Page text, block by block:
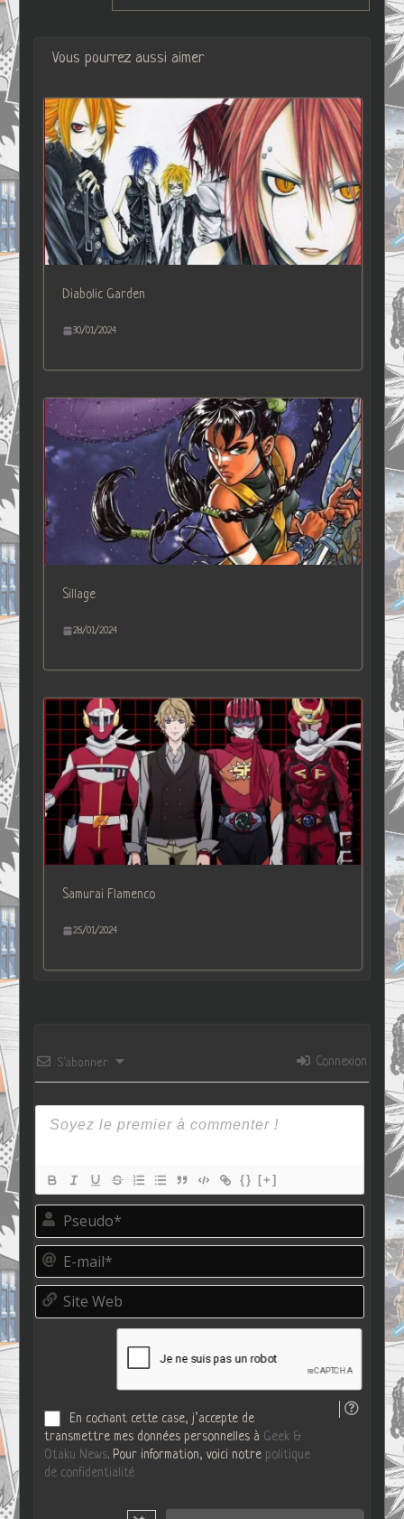
Vous pourrez aussi aimer
Diabolic Garden
30/01/2024
Sillage
28/01/2024
Samurai Flamenco
25/01/2024
S’abonner Connexion
{} [+]
P
e
d
o
E
m
i
S
t
En cochant cette case, j’accepte de
transmettre mes données personnelles à Geek &
Otaku News. Pour information, voici notre politique
de confidentialité